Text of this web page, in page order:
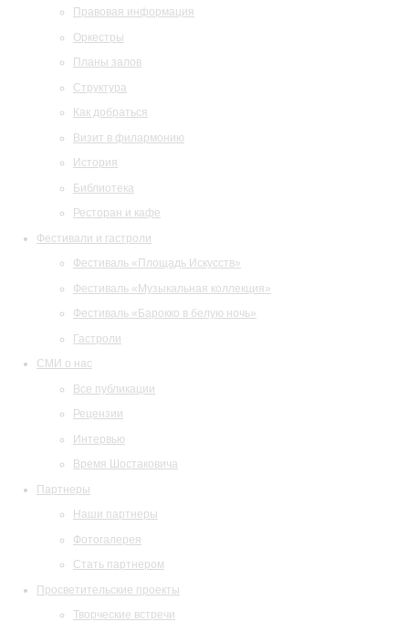
Правовая информация
Оркестры
Планы залов
Структура
Как добраться
Визит в филармонию
История
Библиотека
Ресторан и кафе
Фестивали и гастроли
Фестиваль «Площадь Искусств»
Фестиваль «Музыкальная коллекция»
Фестиваль «Барокко в белую ночь»
Гастроли
СМИ о нас
Все публикации
Рецензии
Интервью
Время Шостаковича
Партнеры
Наши партнеры
Фотогалерея
Стать партнером
Просветительские проекты
Творческие встречи